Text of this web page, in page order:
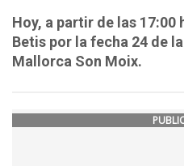
Hoy, a partir de las
Betis por la fecha 24 de
Mallorca Son Moix.